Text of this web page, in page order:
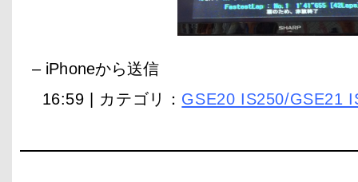
– iPhoneから送信
16:59 | カテゴリ： GSE20 IS250/GSE21